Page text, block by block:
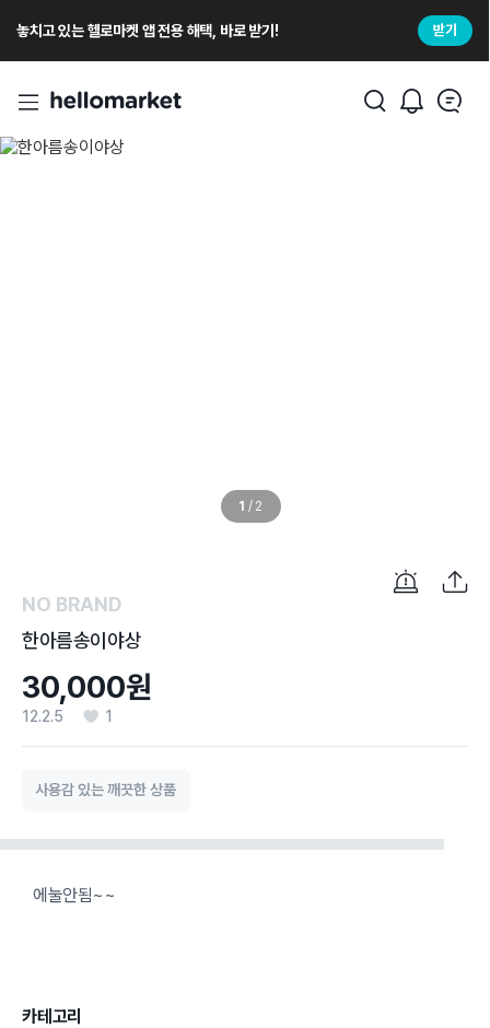
놓치고 있는 헬로마켓 앱 전용 해택, 바로 받기! 받기
1 / 2
NO BRAND
한아름송이야상
30,000원
12.2.5 1
사용감 있는 깨끗한 상품
에눌안됨~~
카테고리